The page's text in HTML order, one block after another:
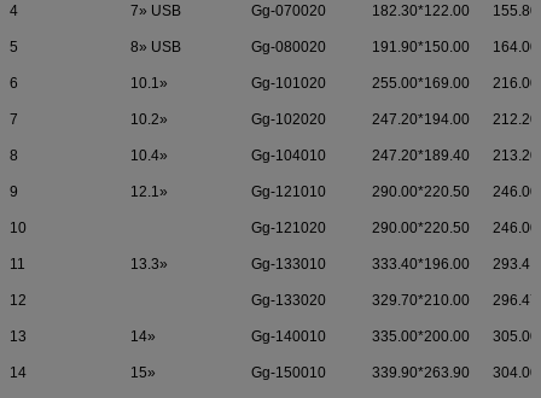
4 7» USB Gg-070020 182.30*122.00
5 8» USB Gg-080020 191.90*150.00
6 10.1» Gg-101020 255.00*169.00
7 10.2» Gg-102020 247.20*194.00
8 10.4» Gg-104010 247.20*189.40
9 12.1» Gg-121010 290.00*220.50
10 Gg-121020 290.00*220.50
11 13.3» Gg-133010 333.40*196.00
12 Gg-133020 329.70*210.00
13 14» Gg-140010 335.00*200.00
14 15» Gg-150010 339.90*263.90